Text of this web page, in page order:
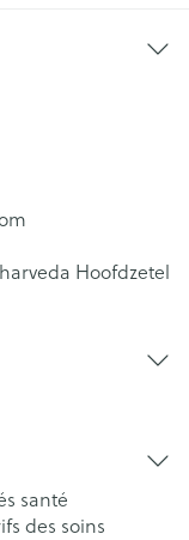
Hoofdzetel
santé
des soins